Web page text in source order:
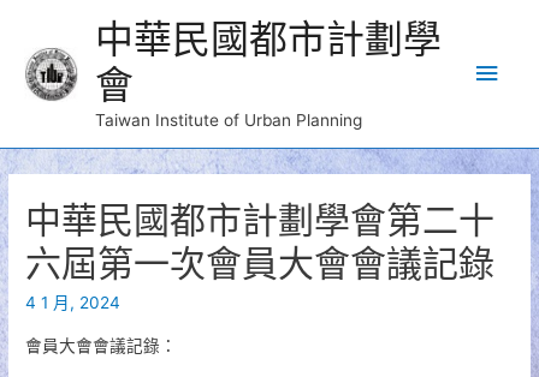
中華民國都市計劃學
會
Taiwan Institute of Urban Planning
Main
中華民國都市計劃學會第二十
六屆第一次會員大會會議記錄
4 1 月, 2024
會員大會會議記錄：